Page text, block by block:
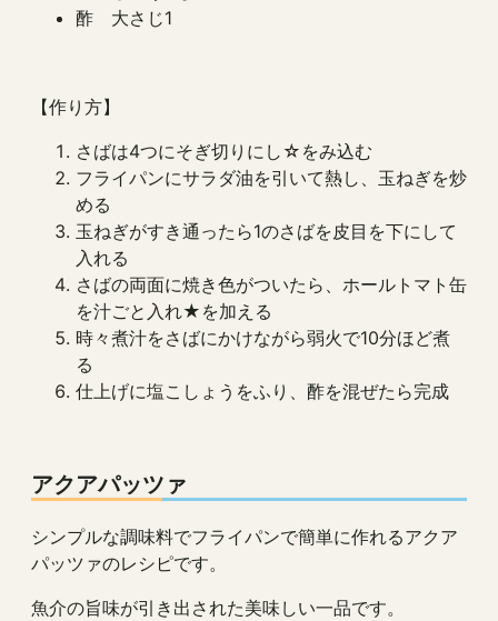
酢 大さじ1
【作り方】
さばは4つにそぎ切りにし☆をみ込む
フライパンにサラダ油を引いて熱し、玉ねぎを炒
める
玉ねぎがすき通ったら1のさばを皮目を下にして
入れる
さばの両面に焼き色がついたら、ホールトマト缶
を汁ごと入れ★を加える
時々煮汁をさばにかけながら弱火で10分ほど煮
る
仕上げに塩こしょうをふり、酢を混ぜたら完成
アクアパッツァ
シンプルな調味料でフライパンで簡単に作れるアクア
パッツァのレシピです。
魚介の旨味が引き出された美味しい一品です。